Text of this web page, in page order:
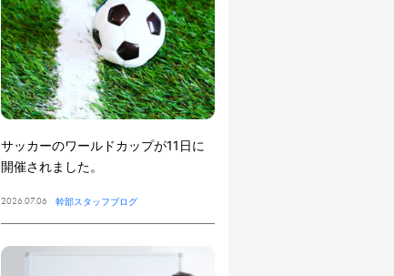
サッカーのワールドカップが11日に
開催されました。
2026.07.06 幹部スタッフブログ